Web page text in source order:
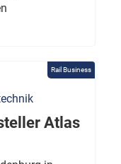
Rail Business
Atlas